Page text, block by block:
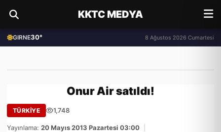
KKTC MEDYA
GIRNE30° 8 Ağustos 2026 Cumartesi
Onur Air satıldı!
TÜRKİYE 1,748
Yayınlama: 20 Mayıs 2013 Pazartesi 03:00